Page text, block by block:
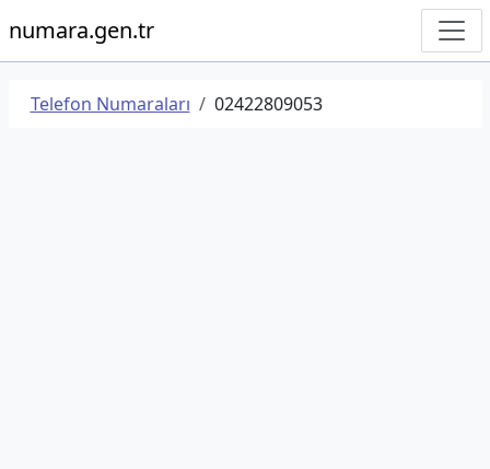
numara.gen.tr
Telefon Numaraları 02422809053